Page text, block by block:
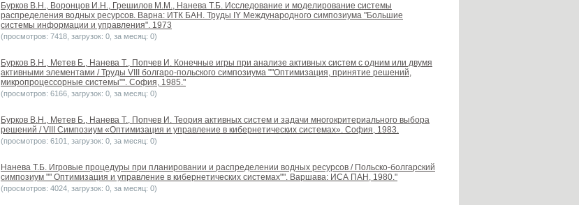
Бурков B.H., Воронцов И.Н., Грешилов М.М., Нанева Т.Б. Исследование и моделирование системы
распределения водных ресурсов. Варна: ИТК БАН. Труды IY Международного симпозиума "Большие
системы информации и управления". 1973
(просмотров: 7418, загрузок: 0, за месяц: 0)
Бурков В.Н., Метев Б., Нанева Т., Попчев И. Конечные игры при анализе активных систем с одним или двумя
активными элементами / Труды VIII болгаро-польского симпозиума ""Оптимизация, принятие решений,
микропроцессорные системы"". София, 1985."
(просмотров: 6166, загрузок: 0, за месяц: 0)
Бурков В.Н., Метев Б., Нанева Т., Попчев И. Теория активных систем и задачи многокритериального выбора
решений / VIII Симпозиум «Оптимизация и управление в кибернетических системах». София, 1983.
(просмотров: 6101, загрузок: 0, за месяц: 0)
Нанева Т.Б. Игровые процедуры при планировании и распределении водных ресурсов / Польско-болгарский
симпозиум "" Оптимизация и управление в кибернетических системах"". Варшава: ИСА ПАН, 1980."
(просмотров: 4024, загрузок: 0, за месяц: 0)